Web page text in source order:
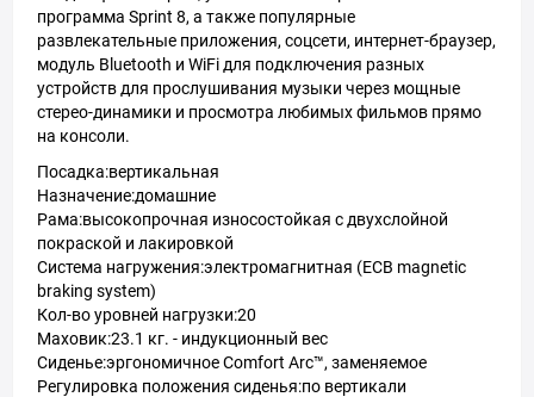
программа Sprint 8, а также популярные
развлекательные приложения, соцсети, интернет-браузер,
модуль Bluetooth и WiFi для подключения разных
устройств для прослушивания музыки через мощные
стерео-динамики и просмотра любимых фильмов прямо
на консоли.
Посадка:вертикальная
Назначение:домашние
Рама:высокопрочная износостойкая с двухслойной
покраской и лакировкой
Система нагружения:электромагнитная (ECB magnetic
braking system)
Кол-во уровней нагрузки:20
Маховик:23.1 кг. - индукционный вес
Сиденье:эргономичное Comfort Arc™, заменяемое
Регулировка положения сиденья:по вертикали